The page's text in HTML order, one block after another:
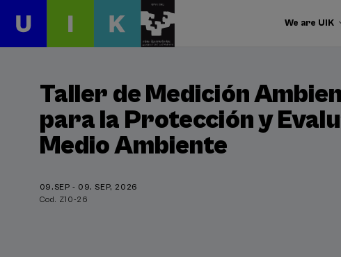
We are UIK
Taller de Medición
para la Protección y
Medio Ambiente
09.SEP - 09. SEP, 2026
Cod. Z10-26